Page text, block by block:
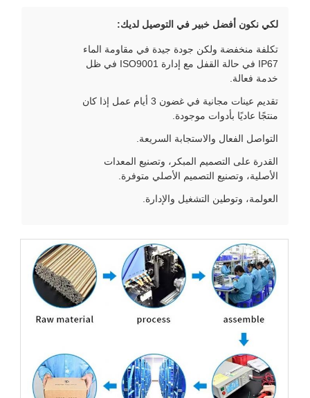
لكي نكون أفضل خبير في التوصيل لديك:
تكلفة منخفضة ولكن جودة جيدة في مقاومة الماء
IP67 في حالة القفل مع إدارة ISO9001 في ظل
خدمة فعالة.
تقديم عينات مجانية في غضون 3 أيام عمل إذا كان
منتجًا عاديًا بأدوات موجودة.
التواصل الفعال والاستجابة السريعة.
القدرة على التصميم المبكر، وتصنيع المعدات
الأصلية، وتصنيع التصميم الأصلي متوفرة.
العولمة، وتوطين التشغيل والإدارة.